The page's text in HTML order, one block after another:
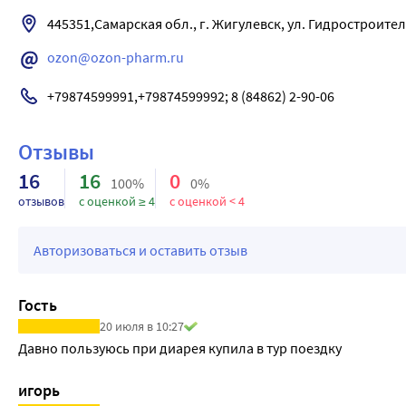
нарушении функции почек - 3-11 часов. Период
445351,Самарская обл., г. Жигулевск, ул.
ozon@ozon-pharm.ru
+79874599991,+79874599992; 8 (84862) 2-90-06
Отзывы
16
отзывов
16 100%
с оценкой ≥ 4
0 0%
с оценкой < 4
Авторизоваться и оставить отзыв
Гость
20 июля в 10:27
Давно пользуюсь при диарея купила в тур поездку
игорь